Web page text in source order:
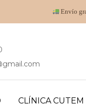
Envío
CLÍNICA CUTEM